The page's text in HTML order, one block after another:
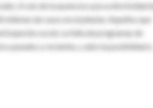
A raíz de la ausencia o poca efectividad
de casos en el planeta. Aquellos que
social. La falta de programas de
pasados y recientes, y abre la posibilidad a